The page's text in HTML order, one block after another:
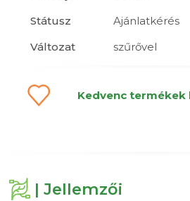
Státusz
Ajánlatkérés
Változat
szűrővel
Kedvenc termékek
| Jellemzői